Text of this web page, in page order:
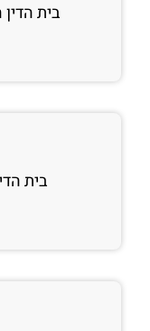
בית
בית